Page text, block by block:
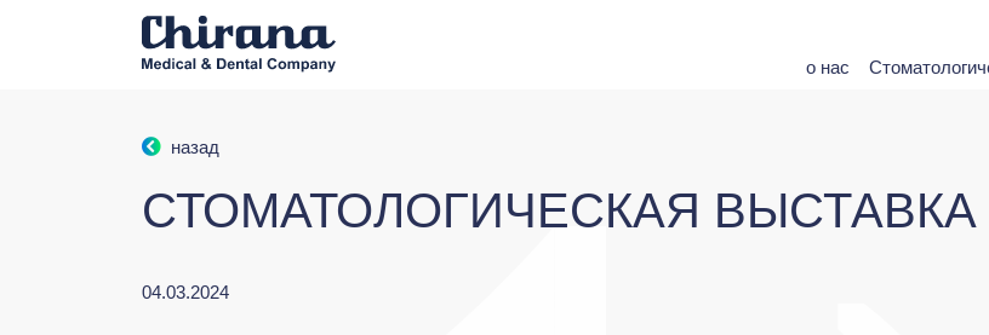
о нас
назад
СТОМАТОЛОГИЧЕСКАЯ ВЫСТАВКА
04.03.2024